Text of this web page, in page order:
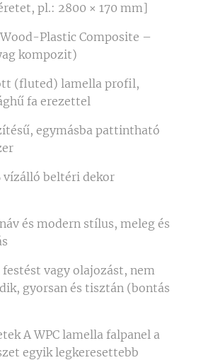
pl.: 2800 × 170 mm]
Plastic Composite –
kompozit)
(fluted) lamella profil,
fa erezettel
egymásba pattintható
vízálló beltéri dekor
és modern stílus, meleg és
vagy olajozást, nem
gyorsan és tisztán (bontás
A WPC lamella falpanel a
egyik legkeresettebb